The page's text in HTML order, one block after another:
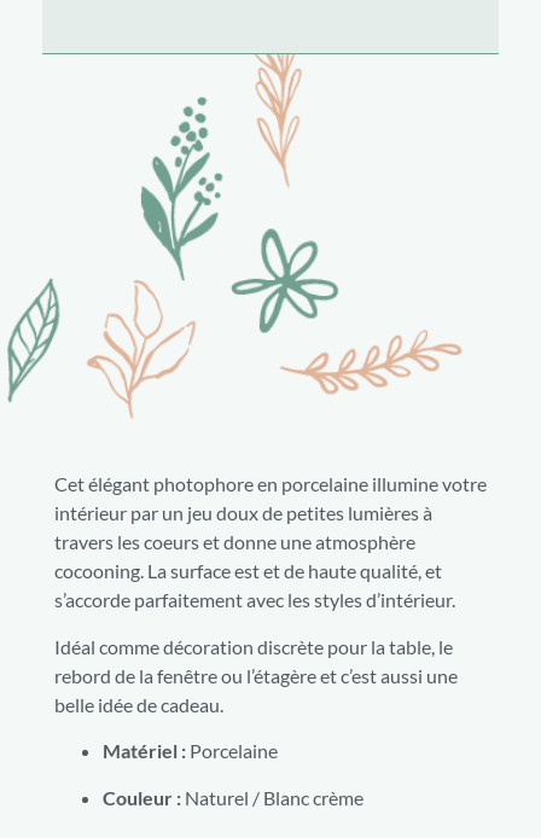
Cet élégant photophore en porcelaine illumine votre
intérieur par un jeu doux de petites lumières à
travers les coeurs et donne une atmosphère
cocooning. La surface est et de haute qualité, et
s’accorde parfaitement avec les styles d’intérieur.
Idéal comme décoration discrète pour la table, le
rebord de la fenêtre ou l’étagère et c’est aussi une
belle idée de cadeau.
Matériel : Porcelaine
Couleur : Naturel / Blanc crème